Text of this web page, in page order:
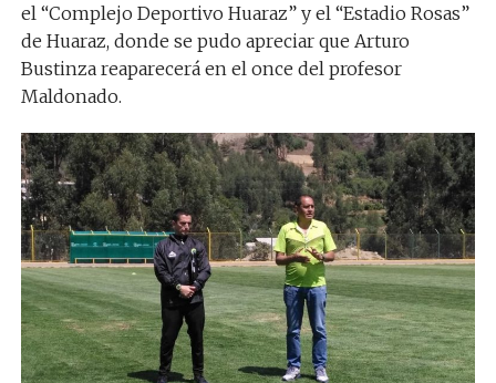
el “Complejo Deportivo Huaraz” y el “Estadio Rosas”
de Huaraz, donde se pudo apreciar que Arturo
Bustinza reaparecerá en el once del profesor
Maldonado.